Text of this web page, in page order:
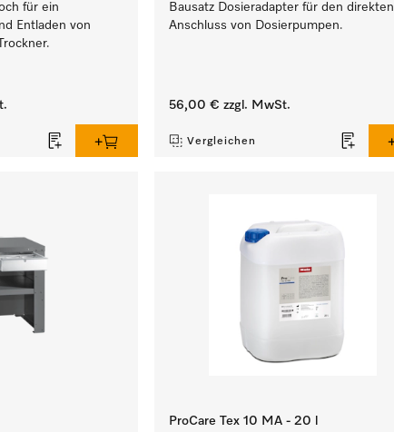
für ein
Entladen von
Bausatz Dosieradapter für den direkten
Anschluss von Dosierpumpen.
56,00 € zzgl. MwSt.
Vergleichen
ProCare Tex 10 MA - 20 l